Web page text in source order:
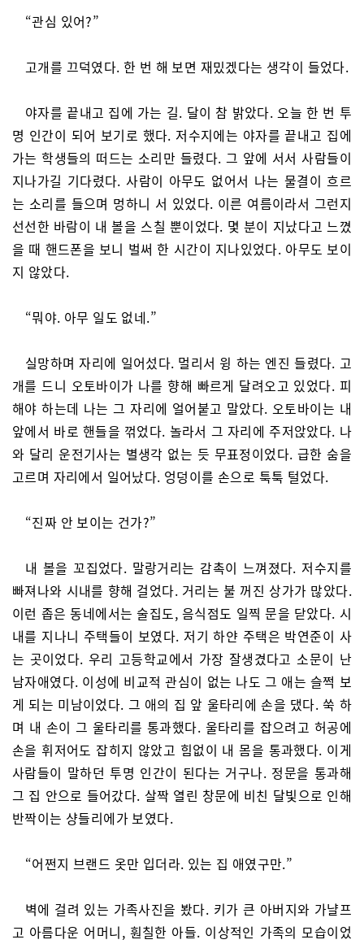
“관심 있어?”
고개를 끄덕였다. 한 번 해 보면 재밌겠다는 생각이 들었다.
야자를 끝내고 집에 가는 길. 달이 참 밝았다. 오늘 한 번 투
명 인간이 되어 보기로 했다. 저수지에는 야자를 끝내고 집에
가는 학생들의 떠드는 소리만 들렸다. 그 앞에 서서 사람들이
지나가길 기다렸다. 사람이 아무도 없어서 나는 물결이 흐르
는 소리를 들으며 멍하니 서 있었다. 이른 여름이라서 그런지
선선한 바람이 내 볼을 스칠 뿐이었다. 몇 분이 지났다고 느꼈
을 때 핸드폰을 보니 벌써 한 시간이 지나있었다. 아무도 보이
지 않았다.
“뭐야. 아무 일도 없네.”
실망하며 자리에 일어섰다. 멀리서 윙 하는 엔진 들렸다. 고
개를 드니 오토바이가 나를 향해 빠르게 달려오고 있었다. 피
해야 하는데 나는 그 자리에 얼어붙고 말았다. 오토바이는 내
앞에서 바로 핸들을 꺾었다. 놀라서 그 자리에 주저앉았다. 나
와 달리 운전기사는 별생각 없는 듯 무표정이었다. 급한 숨을
고르며 자리에서 일어났다. 엉덩이를 손으로 툭툭 털었다.
“진짜 안 보이는 건가?”
내 볼을 꼬집었다. 말랑거리는 감촉이 느껴졌다. 저수지를
빠져나와 시내를 향해 걸었다. 거리는 불 꺼진 상가가 많았다.
이런 좁은 동네에서는 술집도, 음식점도 일찍 문을 닫았다. 시
내를 지나니 주택들이 보였다. 저기 하얀 주택은 박연준이 사
는 곳이었다. 우리 고등학교에서 가장 잘생겼다고 소문이 난
남자애였다. 이성에 비교적 관심이 없는 나도 그 애는 슬쩍 보
게 되는 미남이었다. 그 애의 집 앞 울타리에 손을 댔다. 쑥 하
며 내 손이 그 울타리를 통과했다. 울타리를 잡으려고 허공에
손을 휘저어도 잡히지 않았고 힘없이 내 몸을 통과했다. 이게
사람들이 말하던 투명 인간이 된다는 거구나. 정문을 통과해
그 집 안으로 들어갔다. 살짝 열린 창문에 비친 달빛으로 인해
반짝이는 샹들리에가 보였다.
“어쩐지 브랜드 옷만 입더라. 있는 집 애였구만.”
벽에 걸려 있는 가족사진을 봤다. 키가 큰 아버지와 가냘프
고 아름다운 어머니, 훤칠한 아들. 이상적인 가족의 모습이었